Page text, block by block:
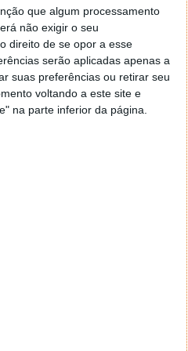
que algum processamento
não exigir o seu
direito de se opor a esse
serão aplicadas apenas a
suas preferências ou retirar seu
voltando a este site e
na parte inferior da página.
obtermos todas as
escrever Antivírus.
chave Windows, desde a
bastante face a
numa